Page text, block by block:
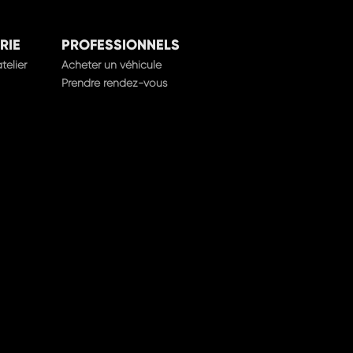
PROFESSIONNELS
Acheter un véhicule
Prendre rendez-vous